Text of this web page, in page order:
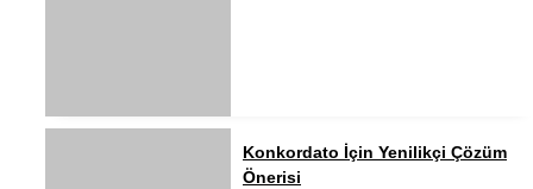
Konkordato İçin Yenilikçi Çözüm
Önerisi